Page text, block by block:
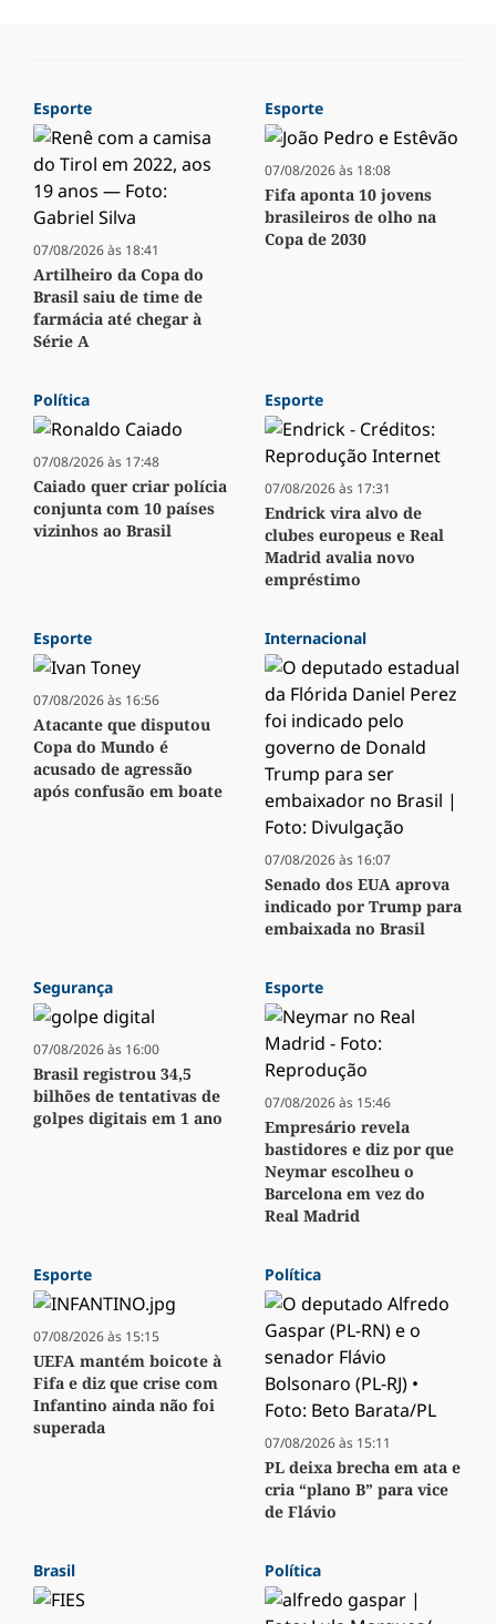
Esporte
07/08/2026 às 18:41
Artilheiro da Copa do
Brasil saiu de time de
farmácia até chegar à
Série A
Esporte
07/08/2026 às 18:08
Fifa aponta 10 jovens
brasileiros de olho na
Copa de 2030
Política
07/08/2026 às 17:48
Caiado quer criar polícia
conjunta com 10 países
vizinhos ao Brasil
Esporte
07/08/2026 às 17:31
Endrick vira alvo de
clubes europeus e Real
Madrid avalia novo
empréstimo
Esporte
07/08/2026 às 16:56
Atacante que disputou
Copa do Mundo é
acusado de agressão
após confusão em boate
Internacional
07/08/2026 às 16:07
Senado dos EUA aprova
indicado por Trump para
embaixada no Brasil
Segurança
07/08/2026 às 16:00
Brasil registrou 34,5
bilhões de tentativas de
golpes digitais em 1 ano
Esporte
07/08/2026 às 15:46
Empresário revela
bastidores e diz por que
Neymar escolheu o
Barcelona em vez do
Real Madrid
Esporte
07/08/2026 às 15:15
UEFA mantém boicote à
Fifa e diz que crise com
Infantino ainda não foi
superada
Política
07/08/2026 às 15:11
PL deixa brecha em ata e
cria “plano B” para vice
de Flávio
Brasil Política